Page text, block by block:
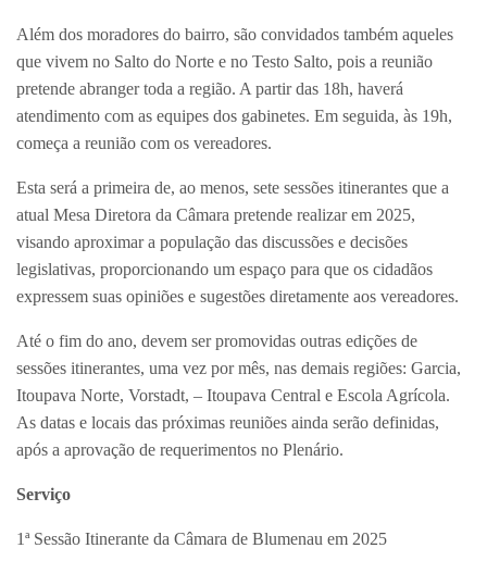
Além dos moradores do bairro, são convidados também aqueles
que vivem no Salto do Norte e no Testo Salto, pois a reunião
pretende abranger toda a região. A partir das 18h, haverá
atendimento com as equipes dos gabinetes. Em seguida, às 19h,
começa a reunião com os vereadores.
Esta será a primeira de, ao menos, sete sessões itinerantes que a
atual Mesa Diretora da Câmara pretende realizar em 2025,
visando aproximar a população das discussões e decisões
legislativas, proporcionando um espaço para que os cidadãos
expressem suas opiniões e sugestões diretamente aos vereadores.
Até o fim do ano, devem ser promovidas outras edições de
sessões itinerantes, uma vez por mês, nas demais regiões: Garcia,
Itoupava Norte, Vorstadt, – Itoupava Central e Escola Agrícola.
As datas e locais das próximas reuniões ainda serão definidas,
após a aprovação de requerimentos no Plenário.
Serviço
1ª Sessão Itinerante da Câmara de Blumenau em 2025